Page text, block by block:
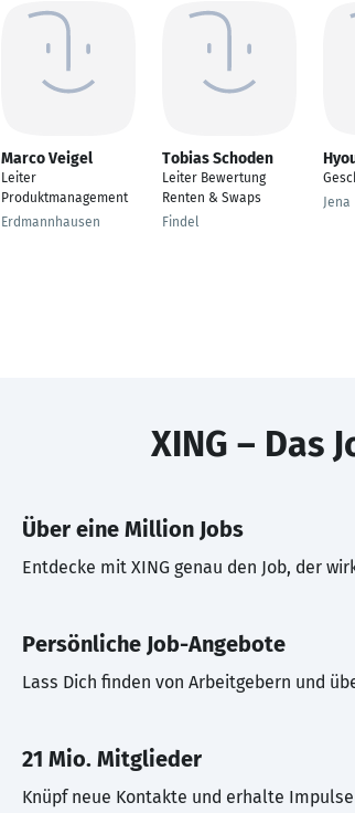
Marco Veigel
Leiter
Produktmanagement
Erdmannhausen
Tobias Schoden
Leiter Bewertung
Renten & Swaps
Findel
Jena
XING – Das
Über eine Million Jobs
Entdecke mit XING genau den Job, der
Persönliche Job-Angebote
Lass Dich finden von Arbeitgebern und
21 Mio. Mitglieder
Knüpf neue Kontakte und erhalte